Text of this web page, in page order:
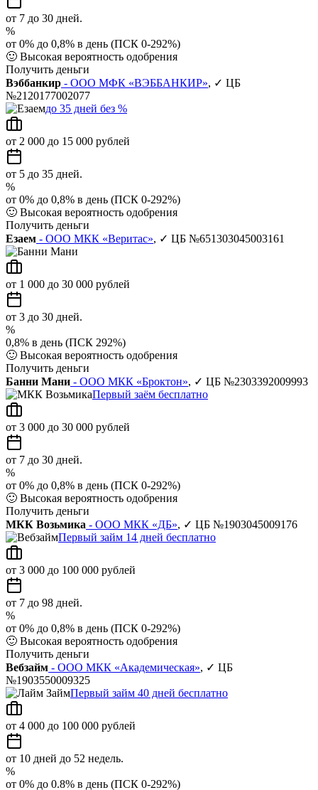
от 7 до 30 дней.
%
от 0% до 0,8% в день (ПСК 0-292%)
🙂 Высокая вероятность одобрения
Получить деньги
Вэббанкир - ООО МФК «ВЭББАНКИР», ✓ ЦБ
№2120177002077
до 35 дней без %
от 2 000 до 15 000 рублей
от 5 до 35 дней.
%
от 0% до 0,8% в день (ПСК 0-292%)
🙂 Высокая вероятность одобрения
Получить деньги
Езаем - ООО МКК «Веритас», ✓ ЦБ №651303045003161
от 1 000 до 30 000 рублей
от 3 до 30 дней.
%
0,8% в день (ПСК 292%)
🙂 Высокая вероятность одобрения
Получить деньги
Банни Мани - ООО МКК «Броктон», ✓ ЦБ №2303392009993
Первый заём бесплатно
от 3 000 до 30 000 рублей
от 7 до 30 дней.
%
от 0% до 0,8% в день (ПСК 0-292%)
🙂 Высокая вероятность одобрения
Получить деньги
МКК Возьмика - ООО МКК «ДБ», ✓ ЦБ №1903045009176
Первый займ 14 дней бесплатно
от 3 000 до 100 000 рублей
от 7 до 98 дней.
%
от 0% до 0,8% в день (ПСК 0-292%)
🙂 Высокая вероятность одобрения
Получить деньги
Вебзайм - ООО МКК «Академическая», ✓ ЦБ
№1903550009325
Первый займ 40 дней бесплатно
от 4 000 до 100 000 рублей
от 10 дней до 52 недель.
%
от 0% до 0.8% в день (ПСК 0-292%)